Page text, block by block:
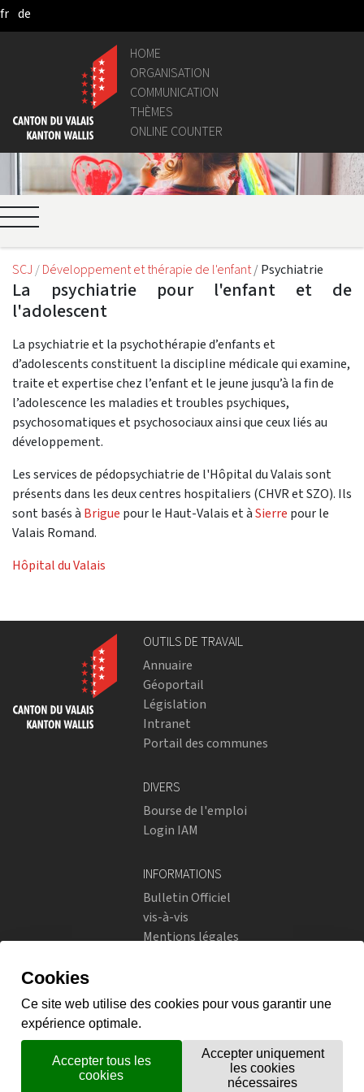
Skip to Main Content
fr de
HOME
ORGANISATION
COMMUNICATION
THÈMES
ONLINE COUNTER
SCJ Développement et thérapie de l'enfant Psychiatrie
La psychiatrie pour l'enfant et de
l'adolescent
La psychiatrie et la psychothérapie d’enfants et
d’adolescents constituent la discipline médicale qui examine,
traite et expertise chez l’enfant et le jeune jusqu’à la fin de
l’adolescence les maladies et troubles psychiques,
psychosomatiques et psychosociaux ainsi que ceux liés au
développement.
Les services de pédopsychiatrie de l'Hôpital du Valais sont
présents dans les deux centres hospitaliers (CHVR et SZO). Ils
sont basés à Brigue pour le Haut-Valais et àSierre pour le
Valais Romand.
Hôpital du Valais
OUTILS DE TRAVAIL
Annuaire
Géoportail
Législation
Intranet
Portail des communes
DIVERS
Bourse de l'emploi
Login IAM
INFORMATIONS
Bulletin Officiel
vis-à-vis
Mentions légales
Instagram
flickr